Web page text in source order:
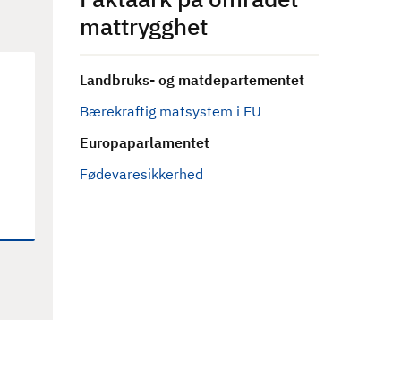
mattrygghet
Landbruks- og matdepartementet
Bærekraftig matsystem i EU
Europaparlamentet
Fødevaresikkerhed